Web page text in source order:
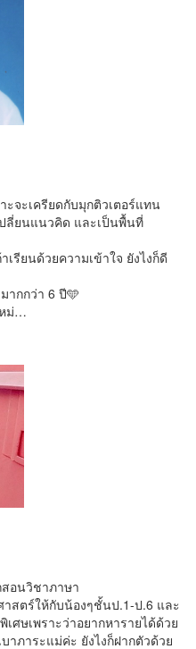
ะจะเครียดกับมุกติวเตอร์แทน
ลี่ยนแนวคิด และเป็นพื้นที่
รียนด้วยความเข้าใจ ยังไงก็ดี
ากกว่า 6 ปี🩵
หม่…
อนวิชาภาษา
สตร์ให้กับน้องๆชั้นป.1-ป.6 และ
ศษเพราะว่าอยากหารายได้ด้วย
าภาระแม่ค่ะ ยังไงก็ฝากตัวด้วย